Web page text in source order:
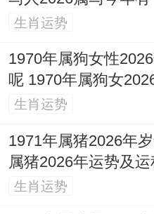
综观此造，病在火
湿土晦火生金，故
「克」，而在「润」
首用「壬」水，然
流年之江河雨露，或
水相关之人对象，以
生肖运势
1970年属狗女性
呢 1970年属狗女
生肖运势
1971年属猪2026年
属猪2026年运势及运
生肖运势